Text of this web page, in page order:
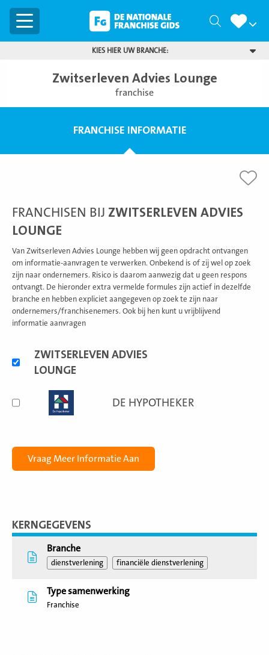
Menu Zoeken
KIES HIER UW BRANCHE:
Zwitserleven Advies Lounge
franchise
FRANCHISE INFORMATIE
FRANCHISEN BIJ ZWITSERLEVEN ADVIES
LOUNGE
Van Zwitserleven Advies Lounge hebben wij geen opdracht ontvangen
om informatie-aanvragen te verwerken. Onbekend is of zij wel op zoek
zijn naar ondernemers. Risico is daarom aanwezig dat u geen respons
ontvangt. De hieronder extra vermelde formules zijn actief in dezelfde
branche en hebben expliciet aangegeven op zoek te zijn naar
ondernemers/franchisenemers. Ook bij hen kunt u vrijblijvend
informatie aanvragen
Alternatieve
formules
ZWITSERLEVEN ADVIES
LOUNGE
DE HYPOTHEKER
KERNGEGEVENS
Branche
dienstverlening financiële dienstverlening
Type samenwerking
Franchise